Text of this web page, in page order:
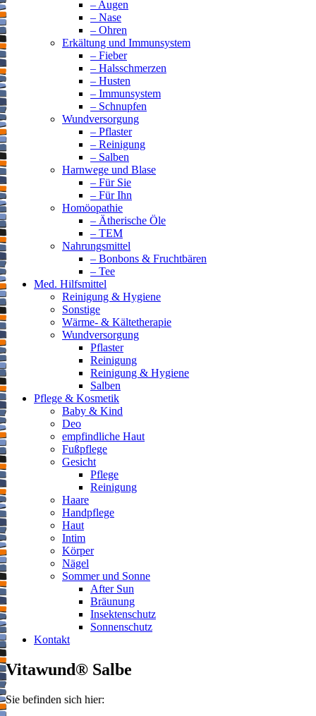
– Augen
– Nase
– Ohren
Erkältung und Immunsystem
– Fieber
– Halsschmerzen
– Husten
– Immunsystem
– Schnupfen
Wundversorgung
– Pflaster
– Reinigung
– Salben
Harnwege und Blase
– Für Sie
– Für Ihn
Homöopathie
– Ätherische Öle
– TEM
Nahrungsmittel
– Bonbons & Fruchtbären
– Tee
Med. Hilfsmittel
Reinigung & Hygiene
Sonstige
Wärme- & Kältetherapie
Wundversorgung
Pflaster
Reinigung
Reinigung & Hygiene
Salben
Pflege & Kosmetik
Baby & Kind
Deo
empfindliche Haut
Fußpflege
Gesicht
Pflege
Reinigung
Haare
Handpflege
Haut
Intim
Körper
Nägel
Sommer und Sonne
After Sun
Bräunung
Insektenschutz
Sonnenschutz
Kontakt
Vitawund® Salbe
Sie befinden sich hier: